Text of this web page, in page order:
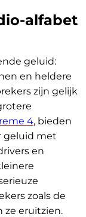
alfabet
geluid:
en heldere
zijn gelijk
4, bieden
geluid met
en
zoals de
ze eruitzien.